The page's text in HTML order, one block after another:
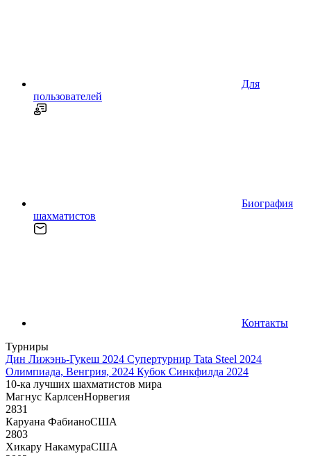
Для
пользователей
Биография
шахматистов
Контакты
Турниры
Дин Лижэнь-Гукеш 2024 Супертурнир Tata Steel 2024
Олимпиада, Венгрия, 2024 Кубок Синкфилда 2024
10-ка лучших шахматистов мира
Магнус КарлсенНорвегия
2831
Каруана ФабианоСША
2803
Хикару НакамураСША